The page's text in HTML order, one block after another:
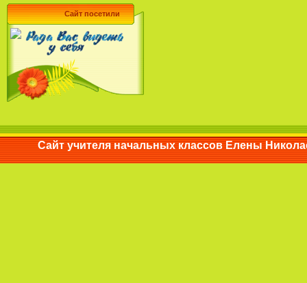
Сайт посетили
Сайт учителя начальных классов Елены